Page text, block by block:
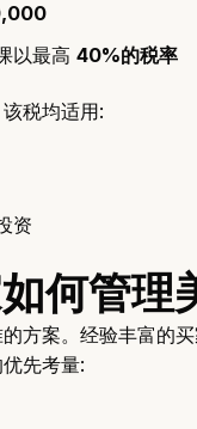
以最高 40%的税率
税均适用:
资
何管理
方案。经验丰富的买
先考量: